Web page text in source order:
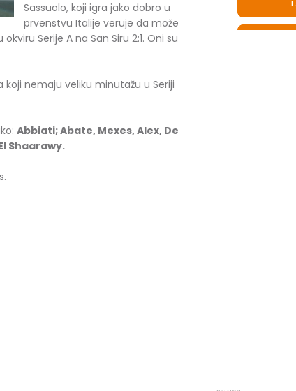
Sassuolo, koji igra jako dobro u
prvenstvu Italije veruje da može
Serije A na San Siru 2:1. Oni su
nemaju veliku minutažu u Seriji
Abbiati; Abate, Mexes, Alex, De
Shaarawy.